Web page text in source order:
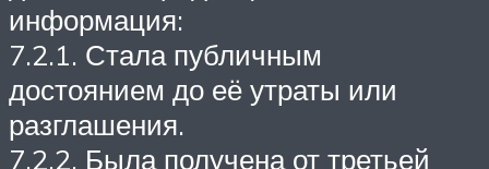
информация:
7.2.1. Стала публичным
достоянием до её утраты или
разглашения.
7.2.2. Была получена от третьей